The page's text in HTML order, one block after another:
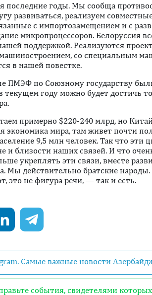
годы. Мы сообща
развиваться, реализуем
с импортозамещением и с
микропроцессоров. Белоруссия
поддержкой. Реализуются
со специальным
в нашей повестке.
ПМЭФ по Союзному государству
году можно будет достичь
примерно $220-240 млрд, но
экономика мира, там живет почти
9,5 млн человек. Так что эти
и близости наших связей. И что
укреплять эти связи, вместе
Мы действительно братские
это не фигура речи, — так и есть.
Самые важные новости
события, свидетелями